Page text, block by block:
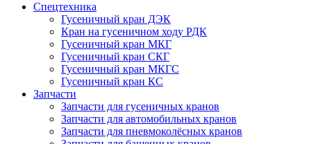
Спецтехника
Гусеничный кран ДЭК
Кран на гусеничном ходу РДК
Гусеничный кран МКГ
Гусеничный кран СКГ
Гусеничный кран МКГС
Гусеничный кран КС
Запчасти
Запчасти для гусеничных кранов
Запчасти для автомобильных кранов
Запчасти для пневмоколёсных кранов